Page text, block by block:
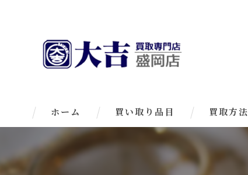
ホーム 買い取り品目 買取方法